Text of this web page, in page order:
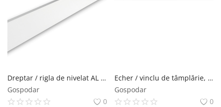
Dreptar / rigla de nivelat AL 1007, 150cm - Sola-03040401
Gospodar
0
Echer / vinclu de tâmplărie, L=350 mm, SRC 350 - SOLA-56014301
Gospodar
0